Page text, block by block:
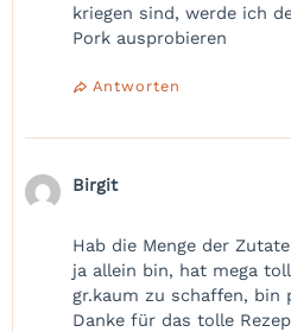
kriegen sind, werde ich
Pork ausprobieren
Antworten
Birgit
Hab die Menge der
ja allein bin, hat mega
gr.kaum zu schaffen, bin
Danke für das tolle